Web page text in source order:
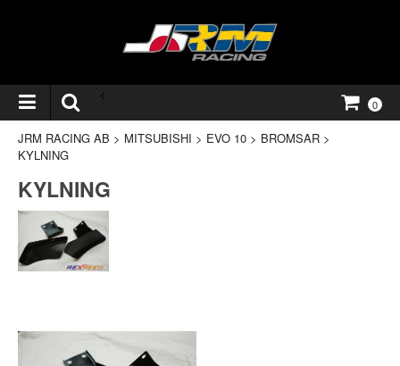
<
0
JRM RACING AB > MITSUBISHI > EVO 10 > BROMSAR >
KYLNING
KYLNING